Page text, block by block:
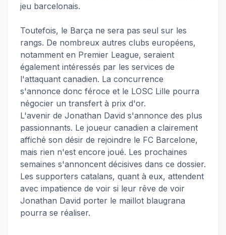
jeu barcelonais.
Toutefois, le Barça ne sera pas seul sur les
rangs. De nombreux autres clubs européens,
notamment en Premier League, seraient
également intéressés par les services de
l'attaquant canadien. La concurrence
s'annonce donc féroce et le LOSC Lille pourra
négocier un transfert à prix d'or.
L'avenir de Jonathan David s'annonce des plus
passionnants. Le joueur canadien a clairement
affiché son désir de rejoindre le FC Barcelone,
mais rien n'est encore joué. Les prochaines
semaines s'annoncent décisives dans ce dossier.
Les supporters catalans, quant à eux, attendent
avec impatience de voir si leur rêve de voir
Jonathan David porter le maillot blaugrana
pourra se réaliser.